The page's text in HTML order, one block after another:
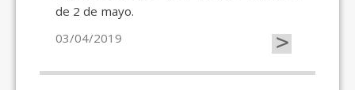
de 2 de mayo.
03/04/2019
>